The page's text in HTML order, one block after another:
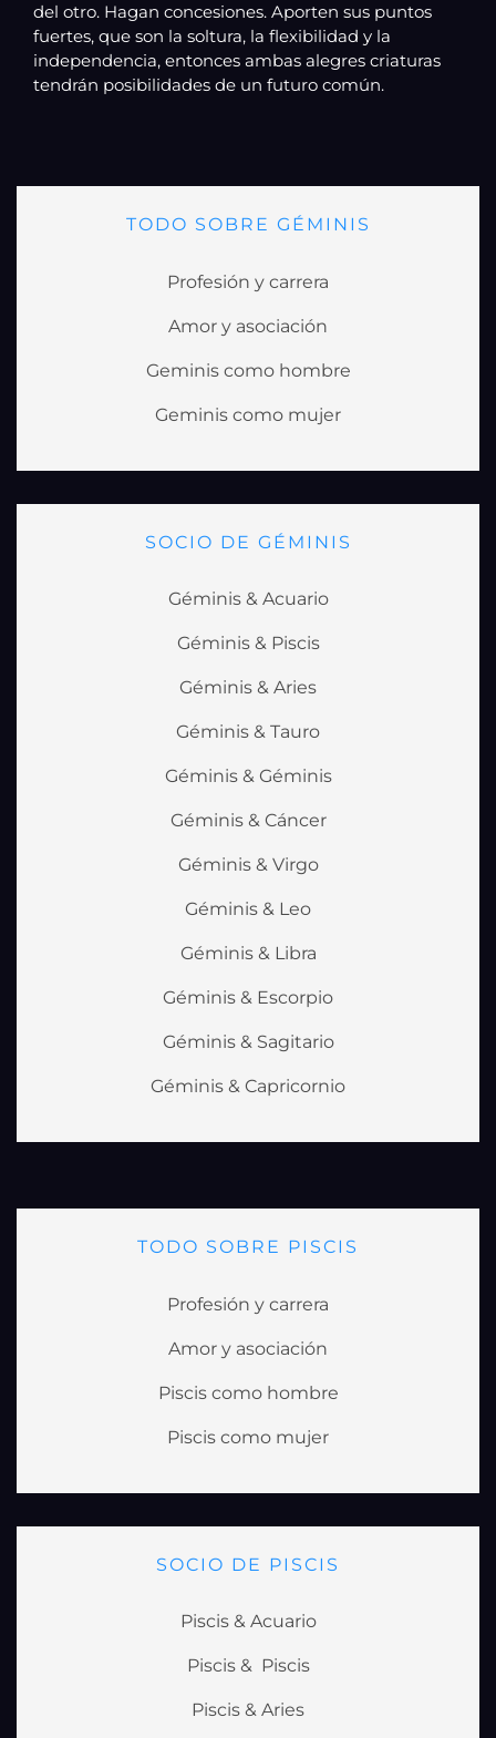
del otro. Hagan concesiones. Aporten sus puntos
fuertes, que son la soltura, la flexibilidad y la
independencia, entonces ambas alegres criaturas
tendrán posibilidades de un futuro común.
TODO SOBRE GÉMINIS
Profesión y carrera
Amor y asociación
Geminis como hombre
Geminis como mujer
SOCIO DE GÉMINIS
Géminis & Acuario
Géminis & Piscis
Géminis & Aries
Géminis & Tauro
Géminis & Géminis
Géminis & Cáncer
Géminis & Virgo
Géminis & Leo
Géminis & Libra
Géminis & Escorpio
Géminis & Sagitario
Géminis & Capricornio
TODO SOBRE PISCIS
Profesión y carrera
Amor y asociación
Piscis como hombre
Piscis como mujer
SOCIO DE PISCIS
Piscis & Acuario
Piscis & Piscis
Piscis & Aries